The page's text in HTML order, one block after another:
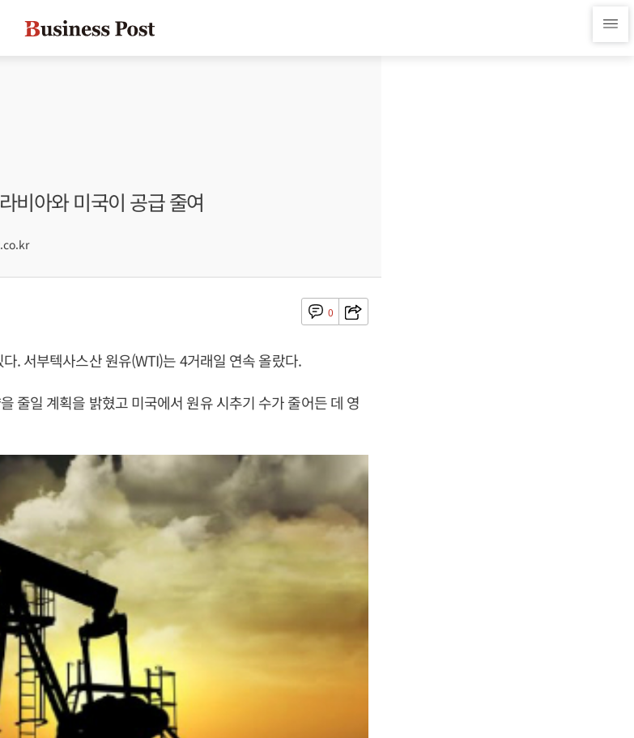
비아와 미국이 공급 줄여
0
. 서부텍사스산 원유(WTI)는 4거래일 연속 올랐다.
줄일 계획을 밝혔고 미국에서 원유 시추기 수가 줄어든 데 영